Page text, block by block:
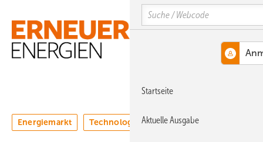
Hauptinhalt
Hauptmenü
SiteSearch
MENÜ
Energiemarkt Technologie Webinare
Search
Startseite
Aktuelle Ausgabe